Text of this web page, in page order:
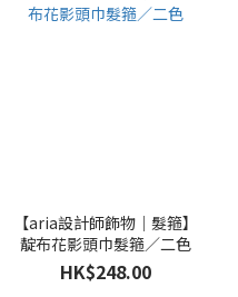
【aria設計師飾物｜髮箍】
靛布花影頭巾髮箍／二色
HK$248.00